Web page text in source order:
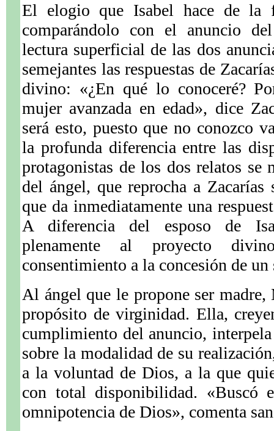
El elogio que Isabel hace de la
comparándolo con el anuncio
lectura superficial de las dos
semejantes las respuestas de
divino: «¿En qué lo conoceré?
mujer avanzada en edad», dice
será esto, puesto que no conozco
la profunda diferencia entre las
protagonistas de los dos relatos se
del ángel, que reprocha a
que da inmediatamente una
A diferencia del esposo de
plenamente al proyecto
consentimiento a la concesión de
Al ángel que le propone ser madre,
propósito de virginidad. Ella,
cumplimiento del anuncio,
sobre la modalidad de su
a la voluntad de Dios, a la que
con total disponibilidad. «Buscó
omnipotencia de Dios», comenta